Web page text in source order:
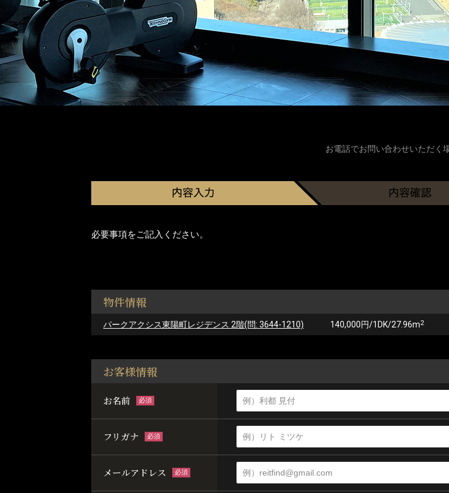
お電話でお問い合わせいただく
必要事項をご記入ください。
物件情報
パークアクシス東陽町レジデンス 2階(問: 3644-1210) 140,000円/1DK/27.96m2
お客様情報
お名前 必須
フリガナ 必須
メールアドレス 必須